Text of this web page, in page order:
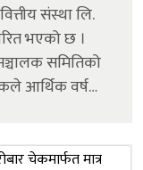
संस्था लि.
भएको छ ।
समितिको
आर्थिक वर्ष